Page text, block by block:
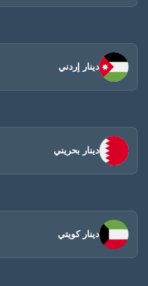
دينار إردني
دينار بحريني
دينار كويتي